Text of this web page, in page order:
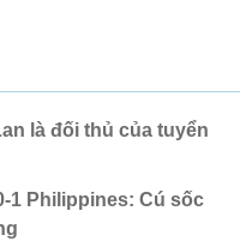
là đối thủ của tuyển
1 Philippines: Cú sốc